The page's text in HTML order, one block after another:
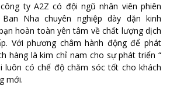
ty A2Z có đội ngũ nhân viên phiên
Nha chuyên nghiệp dày dặn kinh
hoàn toàn yên tâm về chất lượng dịch
Với phương châm hành động để phát
hàng là kim chỉ nam cho sự phát triển “
luôn có chế độ chăm sóc tốt cho khách
mới.